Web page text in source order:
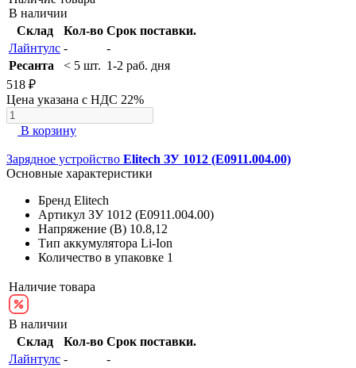
В наличии
Склад
Кол-во Срок поставки.
Лайнтулс -
-
Ресанта
< 5 шт. 1-2 раб. дня
518 ₽
Цена указана с НДС 22%
В корзину
Зарядное устройство Elitech ЗУ 1012 (E0911.004.00)
Основные характеристики
Бренд Elitech
Артикул ЗУ 1012 (E0911.004.00)
Напряжение (В) 10.8,12
Тип аккумулятора Li-Ion
Количество в упаковке 1
Наличие товара
В наличии
Склад
Кол-во Срок поставки.
Лайнтулс -
-